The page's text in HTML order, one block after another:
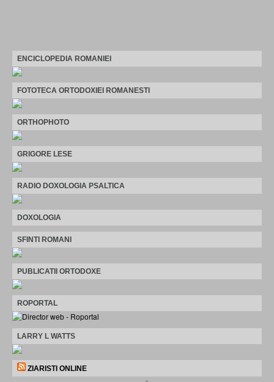
ENCICLOPEDIA ROMANIEI
FOTOTECA ORTODOXIEI ROMANESTI
ORTHOPHOTO
GRIGORE LESE
RADIO DOXOLOGIA PSALTICA
DOXOLOGIA
SFINTI ROMANI
PUBLICATII ORTODOXE
ROPORTAL
LARRY L WATTS
ZIARISTI ONLINE